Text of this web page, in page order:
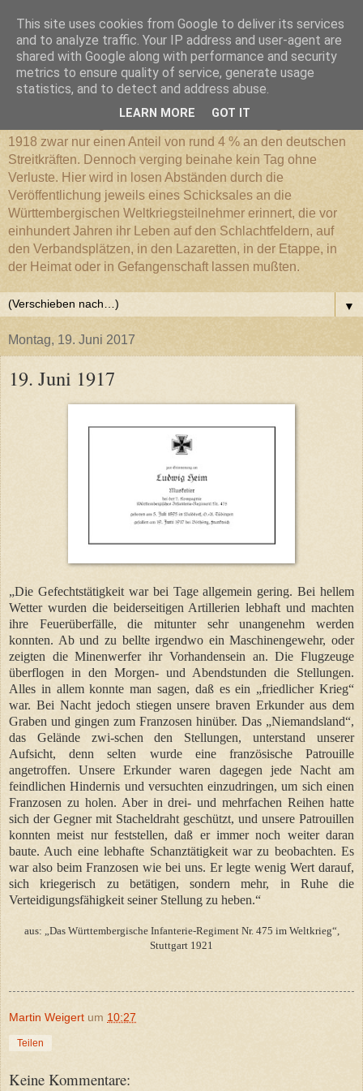
Württembergischer
Weltkriegs-Blog
1918 zwar nur einen Anteil von rund 4 % an den deutschen
Streitkräften. Dennoch verging beinahe kein Tag ohne
Verluste. Hier wird in losen Abständen durch die
Veröffentlichung jeweils eines Schicksales an die
Württembergischen Weltkriegsteilnehmer erinnert, die vor
einhundert Jahren ihr Leben auf den Schlachtfeldern, auf
den Verbandsplätzen, in den Lazaretten, in der Etappe, in
der Heimat oder in Gefangenschaft lassen mußten.
▼
Montag, 19. Juni 2017
19. Juni 1917
„Die Gefechtstätigkeit war bei Tage allgemein gering. Bei hellem
Wetter wurden die beiderseitigen Artillerien lebhaft und machten
ihre Feuerüberfälle, die mitunter sehr unangenehm werden
konnten. Ab und zu bellte irgendwo ein Maschinengewehr, oder
zeigten die Minenwerfer ihr Vorhandensein an. Die Flugzeuge
überflogen in den Morgen- und Abendstunden die Stellungen.
Alles in allem konnte man sagen, daß es ein „friedlicher Krieg“
war. Bei Nacht jedoch stiegen unsere braven Erkunder aus dem
Graben und gingen zum Franzosen hinüber. Das „Niemandsland“,
das Gelände zwi-schen den Stellungen, unterstand unserer
Aufsicht, denn selten wurde eine französische Patrouille
angetroffen. Unsere Erkunder waren dagegen jede Nacht am
feindlichen Hindernis und versuchten einzudringen, um sich einen
Franzosen zu holen. Aber in drei- und mehrfachen Reihen hatte
sich der Gegner mit Stacheldraht geschützt, und unsere Patrouillen
konnten meist nur feststellen, daß er immer noch weiter daran
baute. Auch eine lebhafte Schanztätigkeit war zu beobachten. Es
war also beim Franzosen wie bei uns. Er legte wenig Wert darauf,
sich kriegerisch zu betätigen, sondern mehr, in Ruhe die
Verteidigungsfähigkeit seiner Stellung zu heben.“
aus: „Das Württembergische Infanterie-Regiment Nr. 475 im Weltkrieg“,
Stuttgart 1921
Martin Weigert um 10:27
Teilen
Keine Kommentare:
This site uses cookies from Google to deliver its services
and to analyze traffic. Your IP address and user-agent are
shared with Google along with performance and security
metrics to ensure quality of service, generate usage
statistics, and to detect and address abuse.
LEARN MORE GOT IT